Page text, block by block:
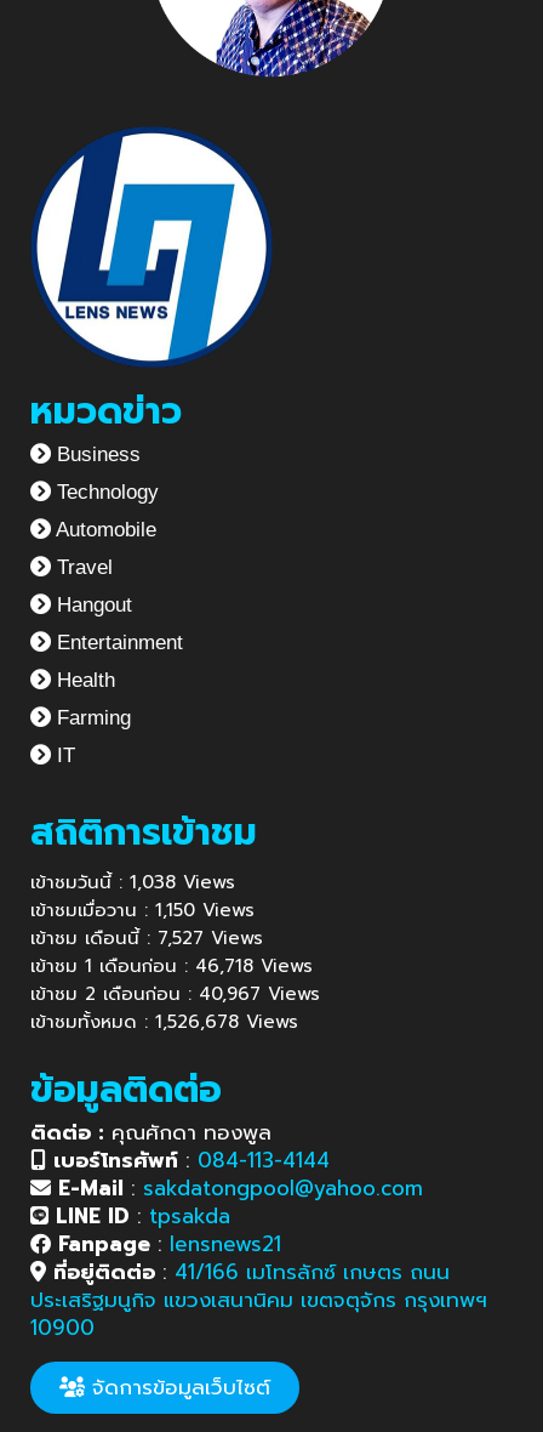
หมวดข่าว
Business
Technology
Automobile
Travel
Hangout
Entertainment
Health
Farming
IT
สถิติการเข้าชม
เข้าชมวันนี้ : 1,038 Views
เข้าชมเมื่อวาน : 1,150 Views
เข้าชม เดือนนี้ : 7,527 Views
เข้าชม 1 เดือนก่อน : 46,718 Views
เข้าชม 2 เดือนก่อน : 40,967 Views
เข้าชมทั้งหมด : 1,526,678 Views
ข้อมูลติดต่อ
ติดต่อ : คุณศักดา ทองพูล
เบอร์โทรศัพท์ : 084-113-4144
E-Mail : sakdatongpool@yahoo.com
LINE ID : tpsakda
Fanpage : lensnews21
ที่อยู่ติดต่อ : 41/166 เมโทรลักซ์ เกษตร ถนน
ประเสริฐมนูกิจ แขวงเสนานิคม เขตจตุจักร กรุงเทพฯ
10900
จัดการข้อมูลเว็บไซต์